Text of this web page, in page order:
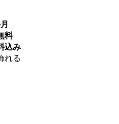
料
込み
れる